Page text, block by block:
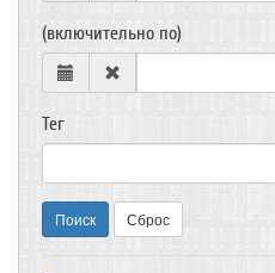
(включительно по)
Тег
Поиск Сброс